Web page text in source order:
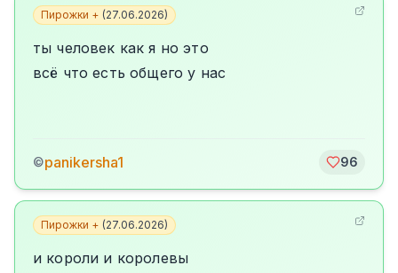
Пирожки + (27.06.2026)
ты человек как я но это
всё что есть общего у нас
©panikersha1 96
Пирожки + (27.06.2026)
и короли и королевы